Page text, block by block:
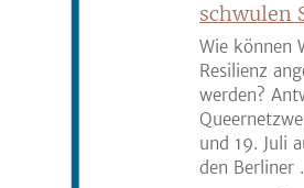
schwulen
Wie können
Resilienz
werden?
und 19. Juli
den Berliner